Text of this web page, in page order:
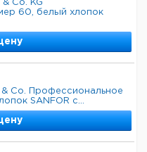
Co. KG
60, белый хлопок
& Co. Профессиональное
SANFOR с...